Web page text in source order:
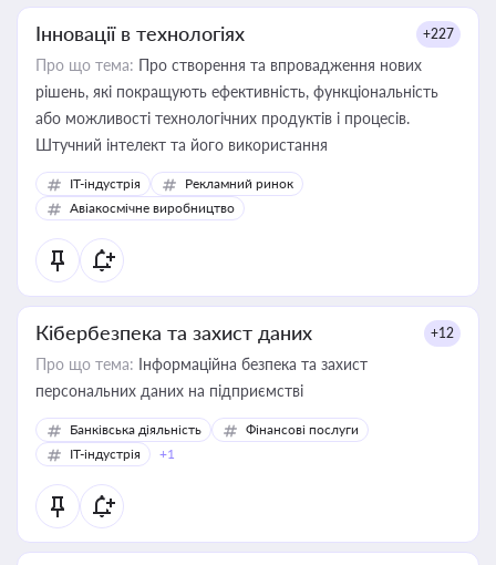
Інновації в технологіях +227
Про що тема: Про створення та впровадження нових
рішень, які покращують ефективність, функціональність
або можливості технологічних продуктів і процесів.
Штучний інтелект та його використання
IT-індустрія
Рекламний ринок
Авіакосмічне виробництво
Кібербезпека та захист даних +12
Про що тема: Інформаційна безпека та захист
персональних даних на підприємстві
Банківська діяльність
Фінансові послуги
IT-індустрія
+1